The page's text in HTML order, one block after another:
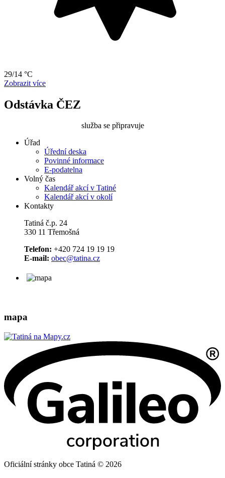
29/14 °C
Zobrazit více
Odstávka ČEZ
služba se připravuje
Úřad
Úřední deska
Povinné informace
E-podatelna
Volný čas
Kalendář akcí v Tatiné
Kalendář akcí v okolí
Kontakty
Tatiná č.p. 24
330 11 Třemošná
Telefon: +420 724 19 19 19
E-mail: obec@tatina.cz
mapa
Oficiální stránky obce Tatiná © 2026